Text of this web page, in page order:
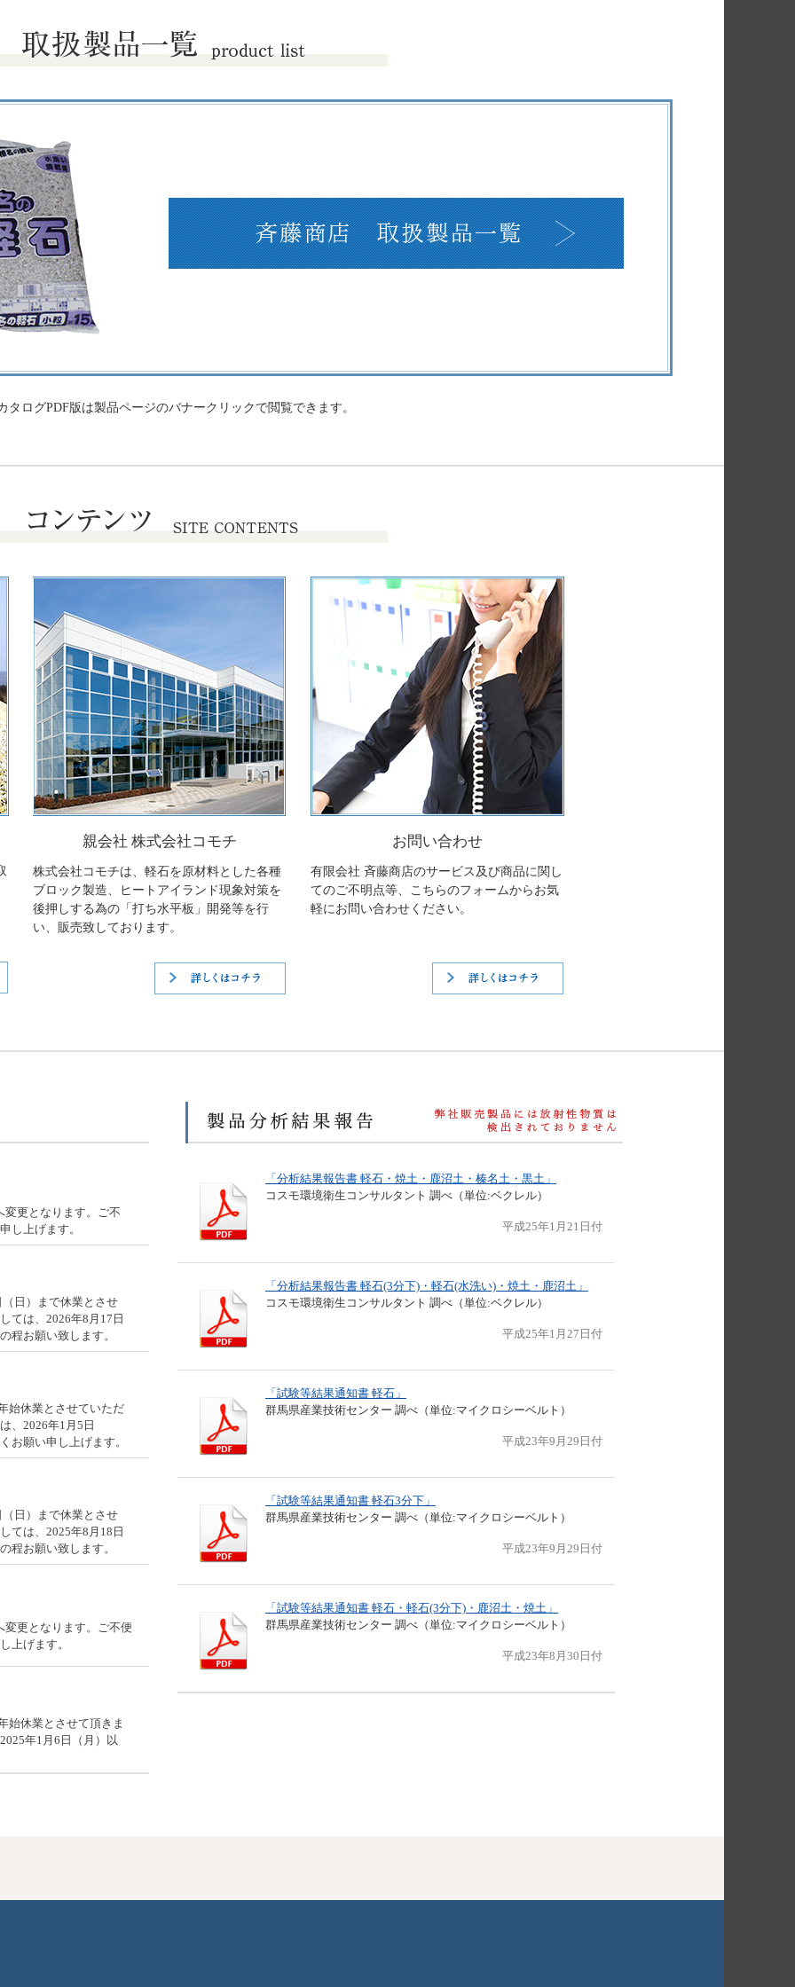
タログPDF版は製品ページのバナークリックで閲覧できます。
親会社 株式会社コモチ
株式会社コモチは、軽石を原材料とした各種
ブロック製造、ヒートアイランド現象対策を
後押しする為の「打ち水平板」開発等を行
い、販売致しております。
お問い合わせ
有限会社 斉藤商店のサービス及び商品に関し
てのご不明点等、こちらのフォームからお気
軽にお問い合わせください。
最新情報
変更となります。ご不
し上げます。
日）まで休業とさせ
ては、2026年8月17日
程お願い致します。
始休業とさせていただ
、2026年1月5日
お願い申し上げます。
日）まで休業とさせ
ては、2025年8月18日
程お願い致します。
変更となります。ご不便
上げます。
始休業とさせて頂きま
年1月6日（月）以
「分析結果報告書 軽石・焼土・鹿沼土・榛名土・黒土」
コスモ環境衛生コンサルタント 調べ（単位:ベクレル）
平成25年1月21日付
「分析結果報告書 軽石(3分下)・軽石(水洗い)・焼土・鹿沼土」
コスモ環境衛生コンサルタント 調べ（単位:ベクレル）
平成25年1月27日付
「試験等結果通知書 軽石」
群馬県産業技術センター 調べ（単位:マイクロシーベルト）
平成23年9月29日付
「試験等結果通知書 軽石3分下」
群馬県産業技術センター 調べ（単位:マイクロシーベルト）
平成23年9月29日付
「試験等結果通知書 軽石・軽石(3分下)・鹿沼土・焼土」
群馬県産業技術センター 調べ（単位:マイクロシーベルト）
平成23年8月30日付